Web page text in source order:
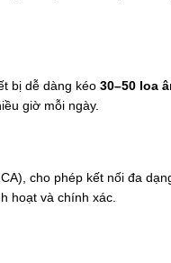
bị dễ dàng kéo 30–50 loa
giờ mỗi ngày.
cho phép kết nối đa
hoạt và chính xác.